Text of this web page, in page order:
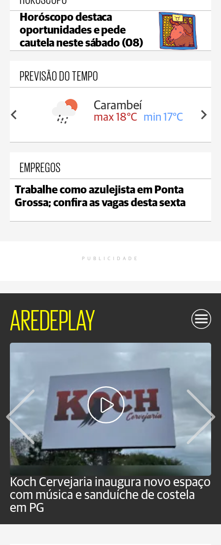
Horóscopo destaca
oportunidades e pede
cautela neste sábado (08)
PREVISÃO DO TEMPO
18°C
Carambeí
max 18°C min 17°C
EMPREGOS
Trabalhe como azulejista em Ponta
Grossa; confira as vagas desta sexta
PUBLICIDADE
AREDEPLAY
Koch Cervejaria inaugura novo espaço
com música e sanduíche de costela
em PG